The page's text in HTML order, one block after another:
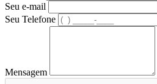
Seu e-mail
Seu Telefone
Mensagem